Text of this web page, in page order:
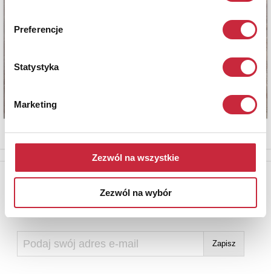
Preferencje
Statystyka
Marketing
Zezwól na wszystkie
Zezwól na wybór
Newsletter
Aby otrzymywać informacje o nowych aukcjach, prosimy podać
adres e-mail